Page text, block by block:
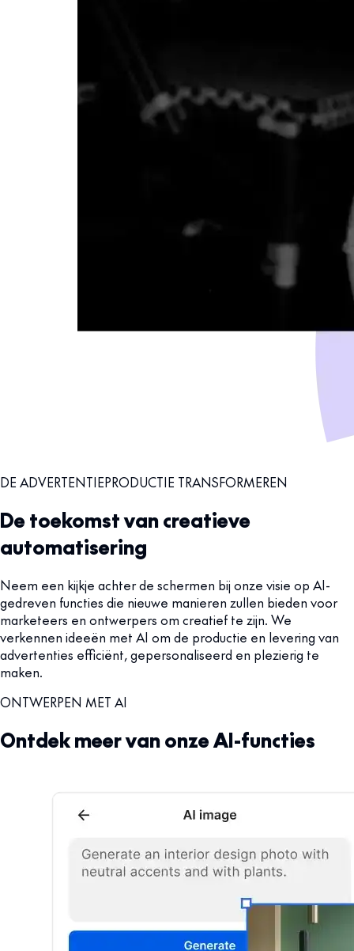
DE ADVERTENTIEPRODUCTIE TRANSFORMEREN
De toekomst van creatieve
automatisering
Neem een kijkje achter de schermen bij onze visie op AI-
gedreven functies die nieuwe manieren zullen bieden voor
marketeers en ontwerpers om creatief te zijn. We
verkennen ideeën met AI om de productie en levering van
advertenties efficiënt, gepersonaliseerd en plezierig te
maken.
ONTWERPEN MET AI
Ontdek meer van onze AI-functies